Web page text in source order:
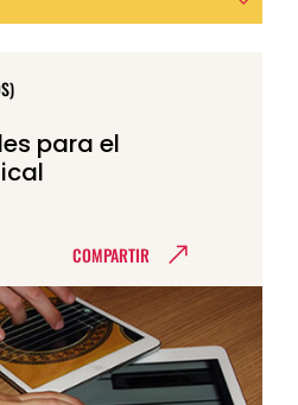
para el
COMPARTIR